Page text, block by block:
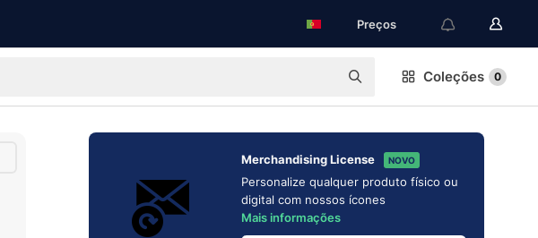
Preços
Coleções 0
Merchandising License NOVO
Personalize qualquer produto físico ou
digital com nossos ícones
Mais informações